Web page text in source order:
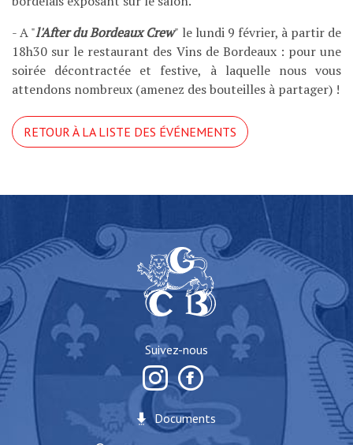
- A "l'After du Bordeaux Crew" le lundi 9 février, à partir de
18h30 sur le restaurant des Vins de Bordeaux : pour une
soirée décontractée et festive, à laquelle nous vous
attendons nombreux (amenez des bouteilles à partager) !
RETOUR À LA LISTE DES ÉVÉNEMENTS
Suivez-nous
Documents
Suivez-nous
Documents